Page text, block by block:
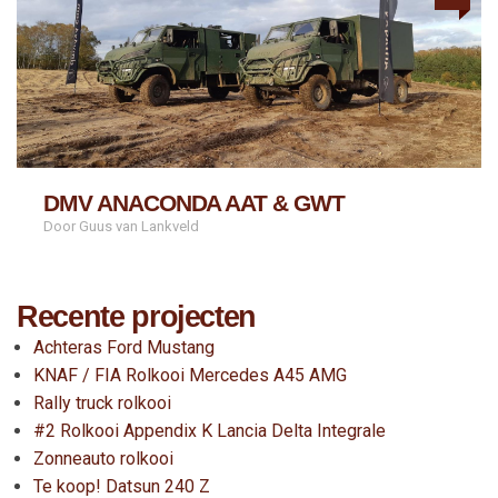
DMV ANACONDA AAT & GWT
Door Guus van Lankveld
Recente projecten
Achteras Ford Mustang
KNAF / FIA Rolkooi Mercedes A45 AMG
Rally truck rolkooi
#2 Rolkooi Appendix K Lancia Delta Integrale
Zonneauto rolkooi
Te koop! Datsun 240 Z